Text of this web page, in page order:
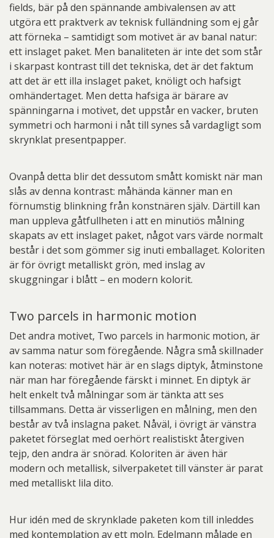
fields, bär på den spännande ambivalensen av att
utgöra ett praktverk av teknisk fulländning som ej går
att förneka – samtidigt som motivet är av banal natur:
ett inslaget paket. Men banaliteten är inte det som står
i skarpast kontrast till det tekniska, det är det faktum
att det är ett illa inslaget paket, knöligt och hafsigt
omhändertaget. Men detta hafsiga är bärare av
spänningarna i motivet, det uppstår en vacker, bruten
symmetri och harmoni i nåt till synes så vardagligt som
skrynklat presentpapper.
Ovanpå detta blir det dessutom smått komiskt när man
slås av denna kontrast: måhända känner man en
förnumstig blinkning från konstnären själv. Därtill kan
man uppleva gåtfullheten i att en minutiös målning
skapats av ett inslaget paket, något vars värde normalt
består i det som gömmer sig inuti emballaget. Koloriten
är för övrigt metalliskt grön, med inslag av
skuggningar i blått – en modern kolorit.
Two parcels in harmonic motion
Det andra motivet, Two parcels in harmonic motion, är
av samma natur som föregående. Några små skillnader
kan noteras: motivet här är en slags diptyk, åtminstone
när man har föregående färskt i minnet. En diptyk är
helt enkelt två målningar som är tänkta att ses
tillsammans. Detta är visserligen en målning, men den
består av två inslagna paket. Nåväl, i övrigt är vänstra
paketet förseglat med oerhört realistiskt återgiven
tejp, den andra är snörad. Koloriten är även här
modern och metallisk, silverpaketet till vänster är parat
med metalliskt lila dito.
Hur idén med de skrynklade paketen kom till inleddes
med kontemplation av ett moln. Edelmann målade en